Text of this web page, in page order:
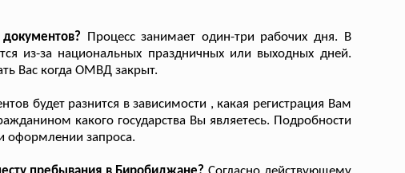
Процесс занимает один-три рабочих дня. В
из-за национальных праздничных или выходных дней.
Вас когда ОМВД закрыт.
будет разнится в зависимости , какая регистрация Вам
какого государства Вы являетесь. Подробности
оформлении запроса.